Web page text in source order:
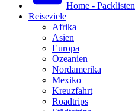
Home - Packlisten
Reiseziele
Afrika
Asien
Europa
Ozeanien
Nordamerika
Mexiko
Kreuzfahrt
Roadtrips